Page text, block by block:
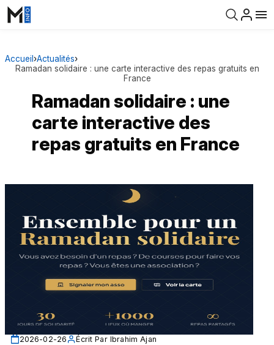
Accueil ›Actualités›
Ramadan solidaire : une carte interactive des repas gratuits en
France
Ramadan solidaire : une
carte interactive des
repas gratuits en France
2026-02-26 Écrit Par Ibrahim Ajan